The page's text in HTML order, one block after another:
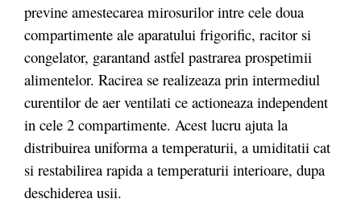
previne amestecarea mirosurilor intre cele doua
compartimente ale aparatului frigorific, racitor si
congelator, garantand astfel pastrarea prospetimii
alimentelor. Racirea se realizeaza prin intermediul
curentilor de aer ventilati ce actioneaza independent
in cele 2 compartimente. Acest lucru ajuta la
distribuirea uniforma a temperaturii, a umiditatii cat
si restabilirea rapida a temperaturii interioare, dupa
deschiderea usii.